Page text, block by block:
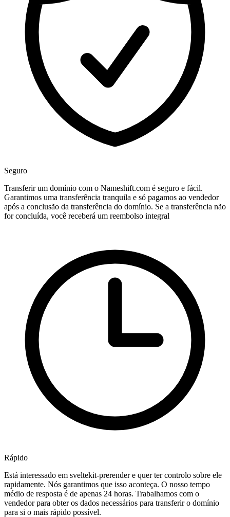
Seguro
Transferir um domínio com o Nameshift.com é seguro e fácil.
Garantimos uma transferência tranquila e só pagamos ao vendedor
após a conclusão da transferência do domínio. Se a transferência não
for concluída, você receberá um reembolso integral
Rápido
Está interessado em sveltekit-prerender e quer ter controlo sobre ele
rapidamente. Nós garantimos que isso aconteça. O nosso tempo
médio de resposta é de apenas 24 horas. Trabalhamos com o
vendedor para obter os dados necessários para transferir o domínio
para si o mais rápido possível.